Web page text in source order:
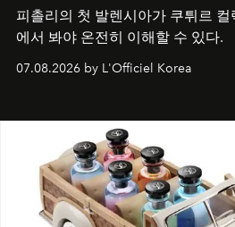
피촐리의 첫 발렌시아가 쿠튀르
에서 봐야 온전히 이해할 수 있다.
07.08.2026 by L'Officiel Korea